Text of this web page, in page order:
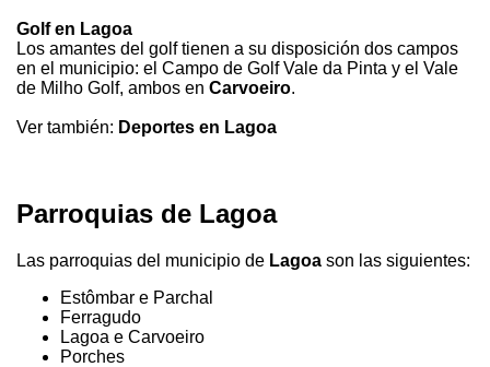
Golf en Lagoa
Los amantes del golf tienen a su disposición dos campos
en el municipio: el Campo de Golf Vale da Pinta y el Vale
de Milho Golf, ambos en Carvoeiro.
Ver también: Deportes en Lagoa
Parroquias de Lagoa
Las parroquias del municipio de Lagoa son las siguientes:
Estômbar e Parchal
Ferragudo
Lagoa e Carvoeiro
Porches